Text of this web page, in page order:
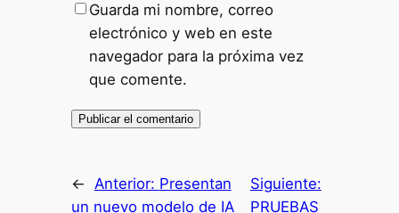
Guarda mi nombre, correo
electrónico y web en este
navegador para la próxima vez
que comente.
← Anterior: Presentan
un nuevo modelo de IA
Siguiente:
PRUEBAS